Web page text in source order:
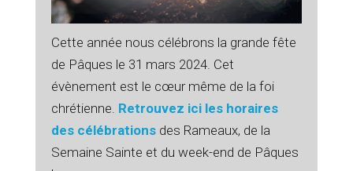
Cette année nous célébrons la grande fête
de Pâques le 31 mars 2024. Cet
évènement est le cœur même de la foi
chrétienne. Retrouvez ici les horaires
des célébrationsdes Rameaux, de la
Semaine Sainte et du week-end de Pâques